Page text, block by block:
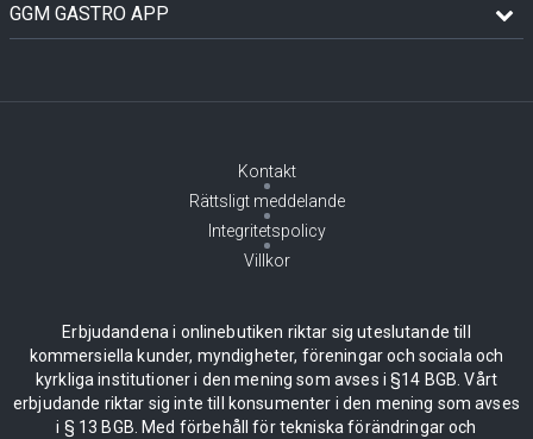
GGM GASTRO APP
Kontakt
Rättsligt meddelande
Integritetspolicy
Villkor
Erbjudandena i onlinebutiken riktar sig uteslutande till
kommersiella kunder, myndigheter, föreningar och sociala och
kyrkliga institutioner i den mening som avses i §14 BGB. Vårt
erbjudande riktar sig inte till konsumenter i den mening som avses
i § 13 BGB. Med förbehåll för tekniska förändringar och